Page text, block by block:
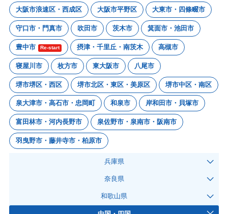
大阪市浪速区・西成区 大阪市平野区 大東市・四條畷市
守口市・門真市 吹田市 茨木市 箕面市・池田市
豊中市 Re-start 摂津・千里丘・南茨木 高槻市
寝屋川市 枚方市 東大阪市 八尾市
堺市堺区・西区 堺市北区・東区・美原区 堺市中区・南区
泉大津市・高石市・忠岡町 和泉市 岸和田市・貝塚市
富田林市・河内長野市 泉佐野市・泉南市・阪南市
羽曳野市・藤井寺市・柏原市
兵庫県
奈良県
和歌山県